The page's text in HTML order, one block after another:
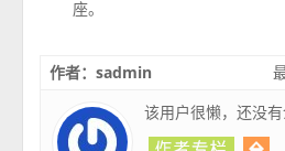
座。
作者：sadmin
该用户很懒，还没有